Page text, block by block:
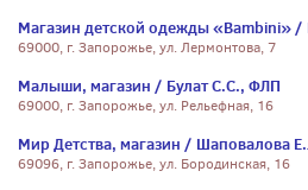
Магазин детской одежды «Bambini»
69000, г. Запорожье, ул. Лермонтова, 7
Малыши, магазин / Булат С.С., ФЛП
69000, г. Запорожье, ул. Рельефная, 16
Мир Детства, магазин / Шаповалова
69096, г. Запорожье, ул. Бородинская, 16